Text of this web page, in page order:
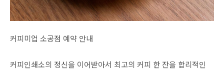
커피미업 소공점 예약 안내
커피인쇄소의 정신을 이어받아서 최고의 커피 한 잔을 합리적인